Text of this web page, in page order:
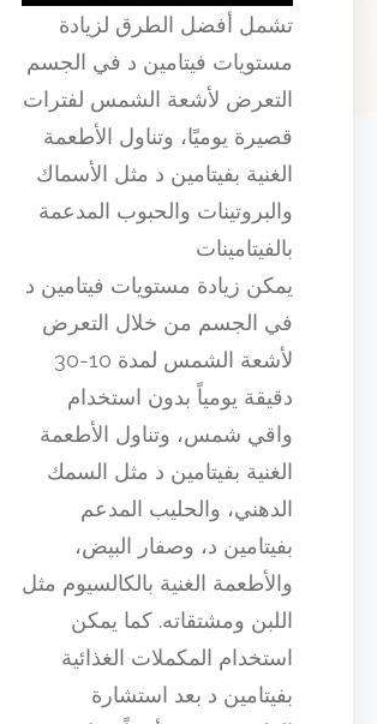
تشمل أفضل الطرق لزيادة
مستويات فيتامين د في الجسم
التعرض لأشعة الشمس لفترات
قصيرة يوميًا، وتناول الأطعمة
الغنية بفيتامين د مثل الأسماك
والبروتينات والحبوب المدعمة
بالفيتامينات
يمكن زيادة مستويات فيتامين د
في الجسم من خلال التعرض
لأشعة الشمس لمدة 10-30
دقيقة يومياً بدون استخدام
واقي شمس، وتناول الأطعمة
الغنية بفيتامين د مثل السمك
الدهني، والحليب المدعم
بفيتامين د، وصفار البيض،
والأطعمة الغنية بالكالسيوم مثل
اللبن ومشتقاته. كما يمكن
استخدام المكملات الغذائية
بفيتامين د بعد استشارة